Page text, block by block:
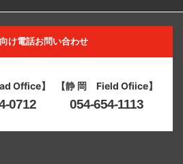
け電話お問い合わせ
Office】
0712
【静 岡 Field Ofiice】
054-654-1113